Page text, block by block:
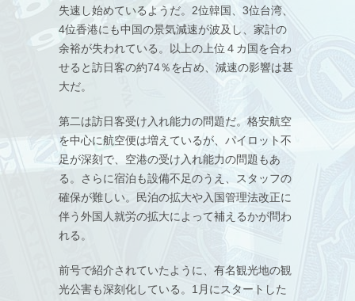
失速し始めているようだ。2位韓国、3位台湾、
4位香港にも中国の景気減速が波及し、家計の
余裕が失われている。以上の上位４カ国を合わ
せると訪日客の約74％を占め、減速の影響は甚
大だ。
第二は訪日客受け入れ能力の問題だ。格安航空
を中心に航空便は増えているが、パイロット不
足が深刻で、空港の受け入れ能力の問題もあ
る。さらに宿泊も設備不足のうえ、スタッフの
確保が難しい。民泊の拡大や入国管理法改正に
伴う外国人就労の拡大によって補えるかが問わ
れる。
前号で紹介されていたように、有名観光地の観
光公害も深刻化している。1月にスタートした